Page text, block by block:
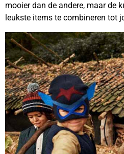
mooier dan de andere, maar de
leukste items te combineren tot